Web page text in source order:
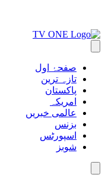
صفحۂ اول
تازہ ترین
پاکستان
امریکہ
عالمی خبریں
بزنس
اسپورٹس
شوبز